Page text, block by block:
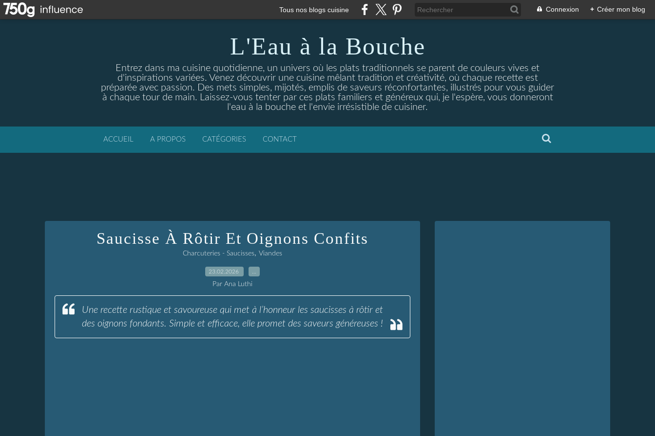
Tous nos blogs cuisine Connexion + Créer mon blog
L'Eau à la Bouche
Entrez dans ma cuisine quotidienne, un univers où les plats traditionnels se parent de couleurs vives et
d'inspirations variées. Venez découvrir une cuisine mêlant tradition et créativité, où chaque recette est
préparée avec passion. Des mets simples, mijotés, emplis de saveurs réconfortantes, illustrés pour vous guider
à chaque tour de main. Laissez-vous tenter par ces plats familiers et généreux qui, je l'espère, vous donneront
l'eau à la bouche et l'envie irrésistible de cuisiner.
ACCUEIL A PROPOS CATÉGORIES CONTACT
Saucisse À Rôtir Et Oignons Confits
Charcuteries - Saucisses, Viandes
23.02.2026
Par Ana Luthi
Une recette rustique et savoureuse qui met à l’honneur les saucisses à rôtir et
des oignons fondants. Simple et efficace, elle promet des saveurs généreuses !